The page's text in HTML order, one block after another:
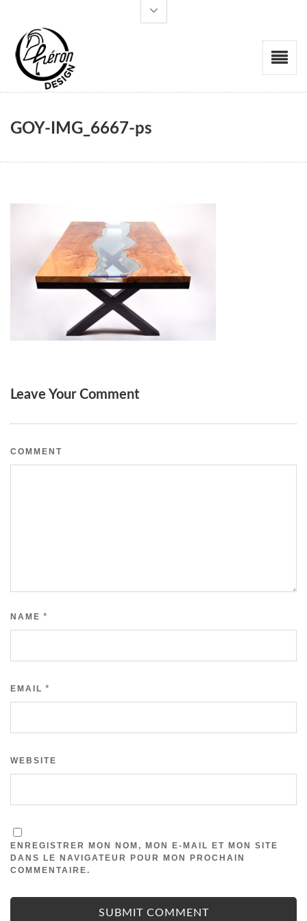
GOY-IMG_6667-ps
Leave Your Comment
COMMENT
NAME *
EMAIL *
WEBSITE
ENREGISTRER MON NOM, MON E-MAIL ET MON SITE
DANS LE NAVIGATEUR POUR MON PROCHAIN
COMMENTAIRE.